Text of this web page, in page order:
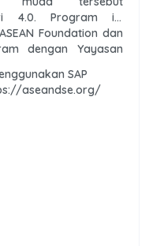
4.0. Program ini
Foundation dan
dengan Yayasan
SAP
aseandse.org/